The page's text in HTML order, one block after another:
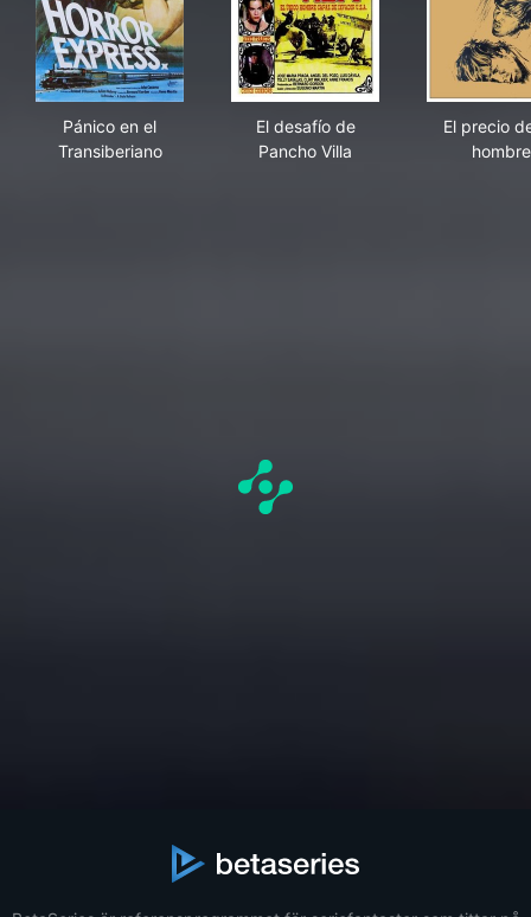
Pánico en el
Transiberiano
El desafío de
Pancho Villa
El precio
hombre